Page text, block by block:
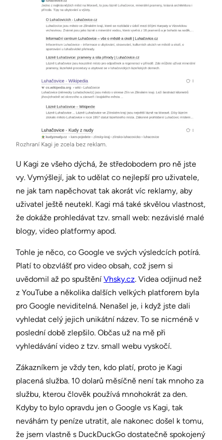
Rozhraní Kagi je zcela bez reklam.
U Kagi ze všeho dýchá, že středobodem pro ně jste
vy. Vymýšlejí, jak to udělat co nejlepší pro uživatele,
ne jak tam napěchovat tak akorát víc reklamy, aby
uživatel ještě neutekl. Kagi má také skvělou vlastnost,
že dokáže prohledávat tzv. small web: nezávislé malé
blogy, video platformy apod.
Tohle je něco, co Google ve svých výsledcích potírá.
Platí to obzvlášť pro video obsah, což jsem si
uvědomil až po spuštění Vhsky.cz. Videa odjinud než
z YouTube a několika dalších velkých platforem byla
pro Google neviditelná. Nenašel je, i když jste dali
vyhledat celý jejich unikátní název. To se nicméně v
poslední době zlepšilo. Občas už na mě při
vyhledávání video z tzv. small webu vyskočí.
Zákazníkem je vždy ten, kdo platí, proto je Kagi
placená služba. 10 dolarů měsíčně není tak mnoho za
službu, kterou člověk používá mnohokrát za den.
Kdyby to bylo opravdu jen o Google vs Kagi, tak
neváhám ty peníze utratit, ale nakonec došel k tomu,
že jsem vlastně s DuckDuckGo dostatečně spokojený